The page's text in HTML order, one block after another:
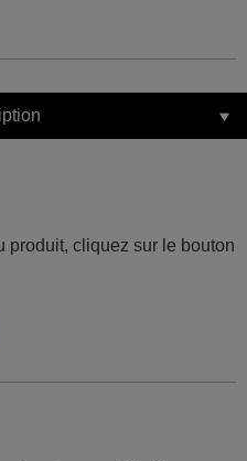
produit, cliquez sur le bouton